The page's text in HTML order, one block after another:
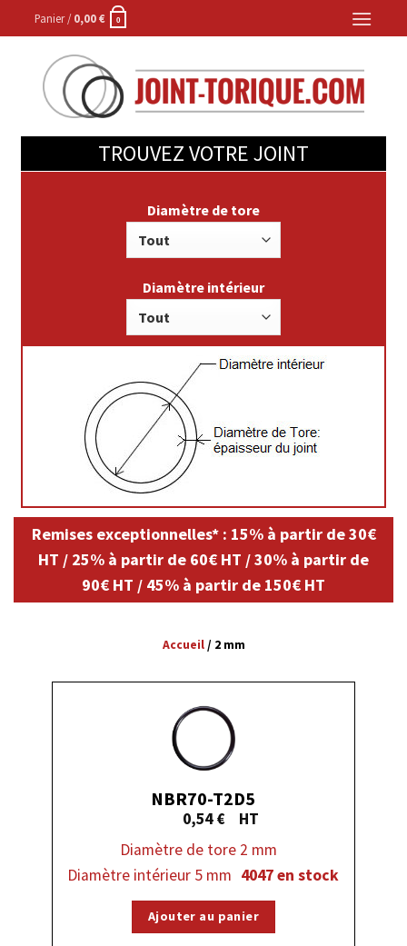
to
Panier /0,00€ 0
TROUVEZ VOTRE JOINT
Diamètre de tore
Diamètre intérieur
Remises exceptionnelles* : 15% à partir de 30€
HT / 25% à partir de 60€ HT / 30% à partir de
90€ HT / 45% à partir de 150€ HT
Accueil/ 2 mm
NBR70-T2D5
0,54€
Diamètre de tore 2 mm
Diamètre intérieur 5 mm 4047 en stock
Ajouter au panier